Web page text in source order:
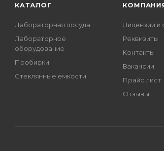
КАТАЛОГ
Лабораторная посуда
Лабораторное
оборудование
Пробирки
Стеклянные емкости
Лицензии и
Реквизиты
Контакты
Вакансии
Прайс лист
Отзывы